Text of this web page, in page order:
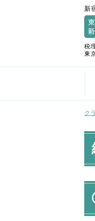
新
税
東
ク